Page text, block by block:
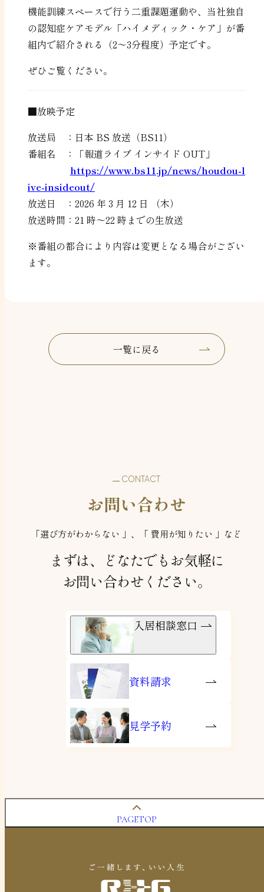
機能訓練スペースで行う二重課題運動や、当社独自
の認知症ケアモデル「ハイメディック・ケア」が番
組内で紹介される
（2～3分程度）予定です。
ぜひご覧ください。
■放映予定
放送局 ：日本 BS 放送（BS11）
番組名 ：「報道ライブ インサイド OUT」
https://www.bs11.jp/news/houdou-l
ive-insideout/
放送日 ：2026 年 3 月 12 日 （木）
放送時間：21 時～22 時までの生放送
※番組の都合により内容は変更となる場合がござい
ます。
一覧に戻る
一覧に戻る
CONTACT
お問い合わせ
「選び方がわからない 」、「 費用が知りたい 」など
まずは、どなたでもお気軽に
お問い合わせください。
入居相談窓口
資料請求
見学予約
PAGETOP